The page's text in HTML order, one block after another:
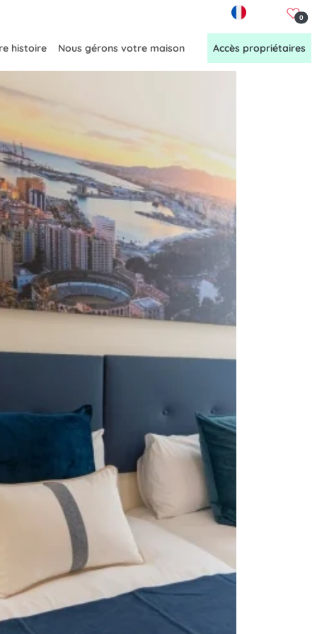
0
histoire Nous gérons votre maison Accès propriétaires